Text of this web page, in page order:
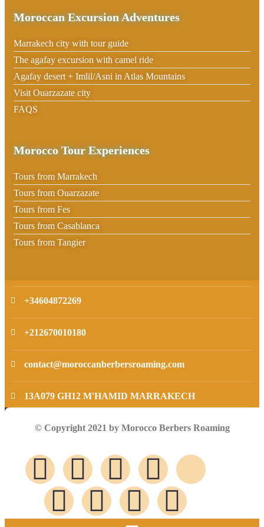
Moroccan Excursion Adventures
Marrakech city with tour guide
The agafay excursion with camel ride
Agafay desert + Imlil/Asni in Atlas Mountains
Visit Ouarzazate city
FAQS
Morocco Tour Experiences
Tours from Marrakech
Tours from Ouarzazate
Tours from Fes
Tours from Casablanca
Tours from Tangier
+34604872269
+212670010180
contact@moroccanberbersroaming.com
13A079 GH12 M'HAMID MARRAKECH
© Copyright 2021 by Morocco Berbers Roaming